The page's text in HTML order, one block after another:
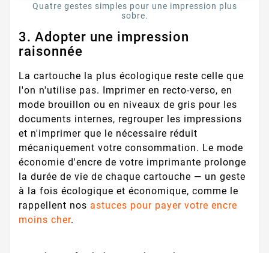
Quatre gestes simples pour une impression plus
sobre.
3. Adopter une impression
raisonnée
La cartouche la plus écologique reste celle que
l'on n'utilise pas. Imprimer en recto-verso, en
mode brouillon ou en niveaux de gris pour les
documents internes, regrouper les impressions
et n'imprimer que le nécessaire réduit
mécaniquement votre consommation. Le mode
économie d'encre de votre imprimante prolonge
la durée de vie de chaque cartouche — un geste
à la fois écologique et économique, comme le
rappellent nos astuces pour payer votre encre
moins cher.